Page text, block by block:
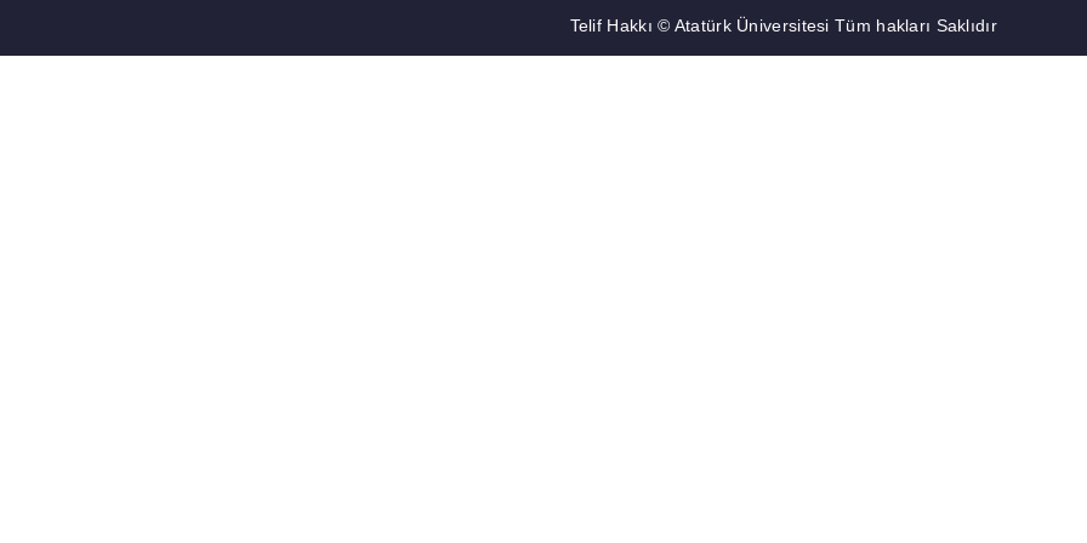
Telif Hakkı © Atatürk Üniversitesi Tüm hakları Saklıdır